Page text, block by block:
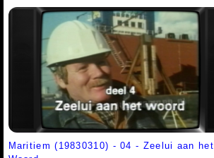
Maritiem (19830310) - 04 - Zeelui aan het